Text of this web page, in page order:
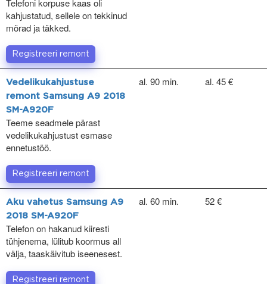
Telefoni korpuse kaas oli
kahjustatud, sellele on tekkinud
mõrad ja täkked.
Registreeri remont
Vedelikukahjustuse
remont Samsung A9 2018
SM-A920F
Teeme seadmele pärast
vedelikukahjustust esmase
ennetustöö.
al. 90 min. al. 45 €
Registreeri remont
Aku vahetus Samsung A9
2018 SM-A920F
Telefon on hakanud kiiresti
tühjenema, lülitub koormus all
välja, taaskäivitub iseenesest.
al. 60 min. 52 €
Registreeri remont